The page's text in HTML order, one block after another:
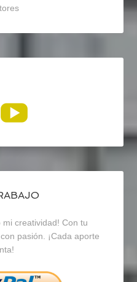
Ver
mi creatividad! Con tu
pasión. ¡Cada aporte